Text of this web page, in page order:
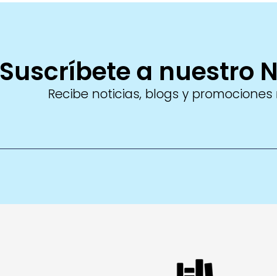
Suscríbete a nuestro
Recibe noticias, blogs y